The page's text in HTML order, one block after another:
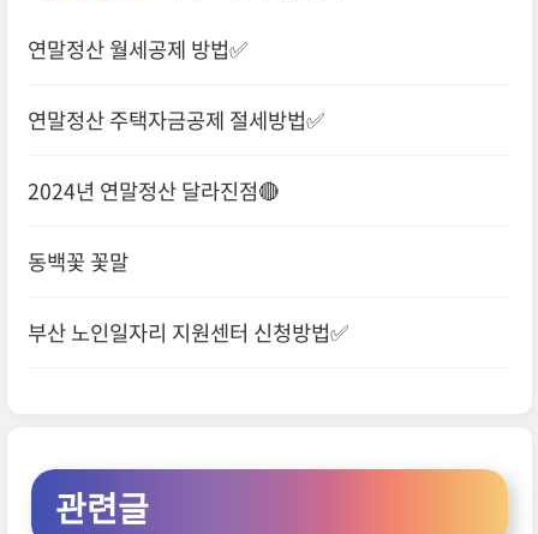
연말정산 월세공제 방법✅
연말정산 주택자금공제 절세방법✅
2024년 연말정산 달라진점🔴
동백꽃 꽃말
부산 노인일자리 지원센터 신청방법✅
관련글